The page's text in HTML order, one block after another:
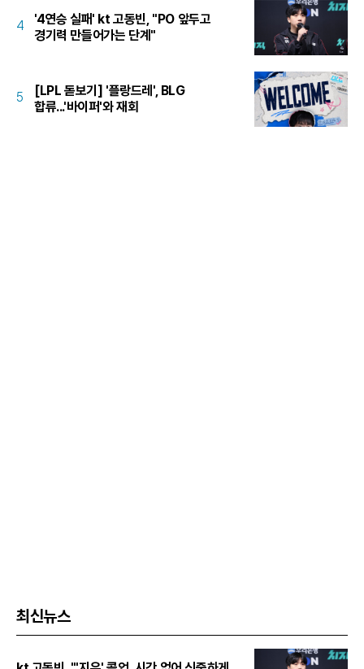
4
'4연승 실패' kt 고동빈, "PO 앞두고
경기력 만들어가는 단계"
5
[LPL 돋보기] '플랑드레', BLG
합류...'바이퍼'와 재회
최신뉴스